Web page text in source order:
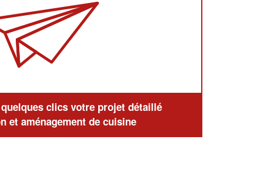
clics votre projet détaillé
et aménagement de cuisine